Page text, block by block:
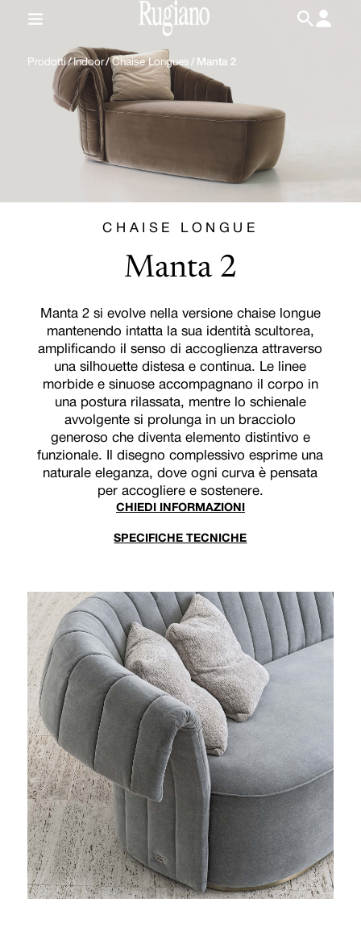
Prodotti/Indoor/Chaise Longues / Manta 2
CHAISE LONGUE
Manta 2
Manta 2 si evolve nella versione chaise longue
mantenendo intatta la sua identità scultorea,
amplificando il senso di accoglienza attraverso
una silhouette distesa e continua. Le linee
morbide e sinuose accompagnano il corpo in
una postura rilassata, mentre lo schienale
avvolgente si prolunga in un bracciolo
generoso che diventa elemento distintivo e
funzionale. Il disegno complessivo esprime una
naturale eleganza, dove ogni curva è pensata
per accogliere e sostenere.
CHIEDI INFORMAZIONI
SPECIFICHE TECNICHE